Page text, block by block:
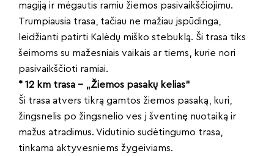
magiją ir mėgautis ramiu žiemos pasivaikščiojimu.
Trumpiausia trasa, tačiau ne mažiau įspūdinga,
leidžianti patirti Kalėdų miško stebuklą. Ši trasa tiks
šeimoms su mažesniais vaikais ar tiems, kurie nori
pasivaikščioti ramiai.
* 12 km trasa – „Žiemos pasakų kelias“
Ši trasa atvers tikrą gamtos žiemos pasaką, kuri,
žingsnelis po žingsnelio ves į šventinę nuotaiką ir
mažus atradimus. Vidutinio sudėtingumo trasa,
tinkama aktyvesniems žygeiviams.